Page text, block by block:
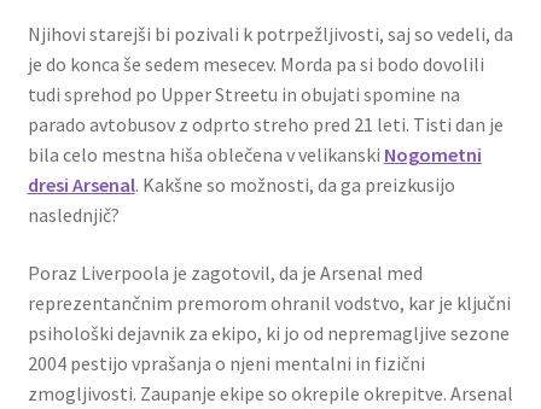
Njihovi starejši bi pozivali k potrpežljivosti, saj so vedeli, da
je do konca še sedem mesecev. Morda pa si bodo dovolili
tudi sprehod po Upper Streetu in obujati spomine na
parado avtobusov z odprto streho pred 21 leti. Tisti dan je
bila celo mestna hiša oblečena v velikanski Nogometni
dresi Arsenal. Kakšne so možnosti, da ga preizkusijo
naslednjič?
Poraz Liverpoola je zagotovil, da je Arsenal med
reprezentančnim premorom ohranil vodstvo, kar je ključni
psihološki dejavnik za ekipo, ki jo od nepremagljive sezone
2004 pestijo vprašanja o njeni mentalni in fizični
zmogljivosti. Zaupanje ekipe so okrepile okrepitve. Arsenal